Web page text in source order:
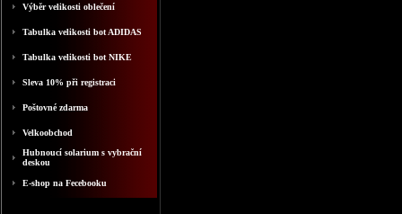
Výběr velikosti oblečení
Tabulka velikosti bot ADIDAS
Tabulka velikosti bot NIKE
Sleva 10% při registraci
Poštovné zdarma
Velkoobchod
Hubnoucí solarium s vybrační
deskou
E-shop na Fecebooku